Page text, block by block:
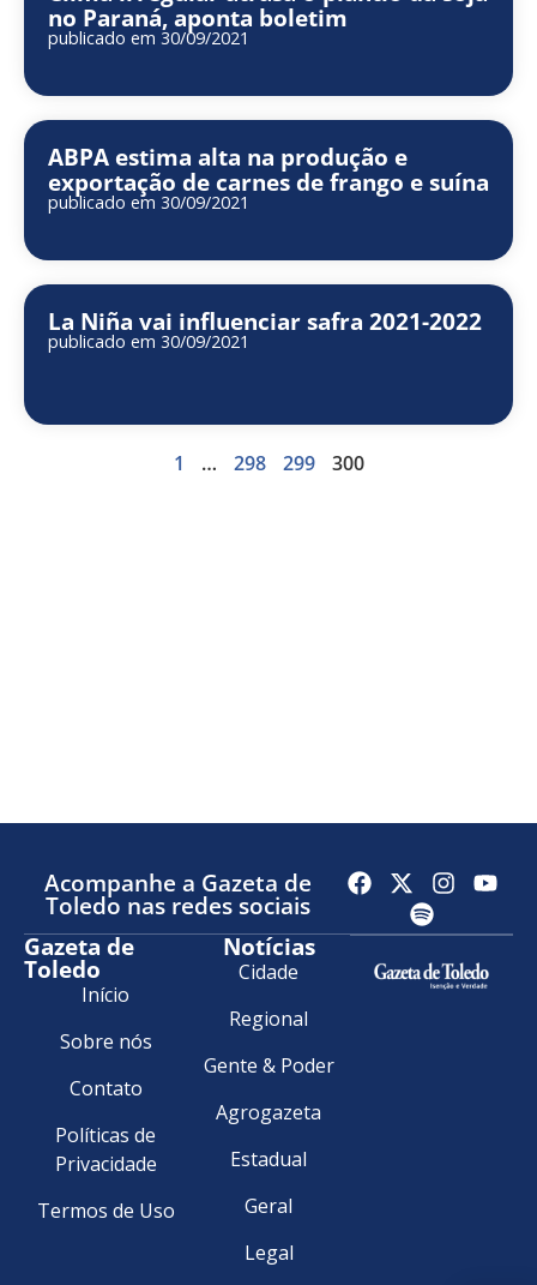
no Paraná, aponta boletim
publicado em 30/09/2021
ABPA estima alta na produção e
exportação de carnes de frango e suína
publicado em 30/09/2021
La Niña vai influenciar safra 2021-2022
publicado em 30/09/2021
1 … 298 299 300
Acompanhe a Gazeta de
Toledo nas redes sociais
Gazeta de
Toledo
Início
Sobre nós
Contato
Políticas de
Privacidade
Termos de Uso
Notícias
Cidade
Regional
Gente & Poder
Agrogazeta
Estadual
Geral
Legal